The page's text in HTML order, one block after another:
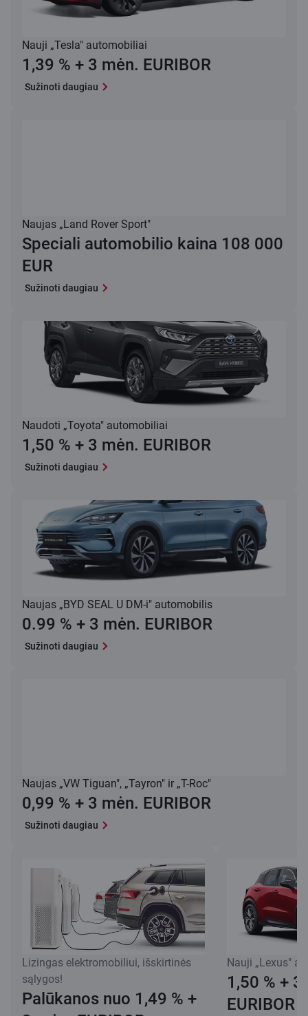
Nauji „Tesla" automobiliai
1,39 % + 3 mėn. EURIBOR
Sužinoti daugiau
Naujas „Land Rover Sport"
Speciali automobilio kaina 108 000
EUR
Sužinoti daugiau
Naudoti „Toyota" automobiliai
1,50 % + 3 mėn. EURIBOR
Sužinoti daugiau
Naujas „BYD SEAL U DM-i" automobilis
0.99 % + 3 mėn. EURIBOR
Sužinoti daugiau
Naujas „VW Tiguan", „Tayron" ir „T-Roc"
0,99 % + 3 mėn. EURIBOR
Sužinoti daugiau
Lizingas elektromobiliui, išskirtinės
sąlygos!
Palūkanos nuo 1,49 % +
Nauji „Lexus"
1,50 % +
EURIBOR